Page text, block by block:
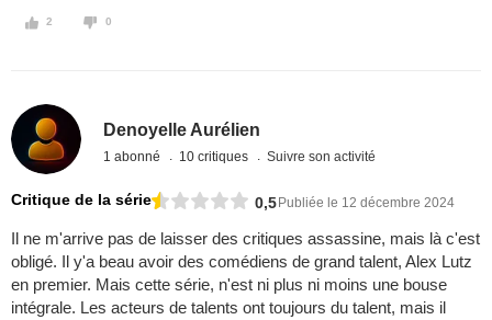
2 0
Denoyelle Aurélien
1 abonné 10 critiques Suivre son activité
Critique de la série 0,5 Publiée le 12 décembre 2024
Il ne m'arrive pas de laisser des critiques assassine, mais là c'est
obligé. Il y'a beau avoir des comédiens de grand talent, Alex Lutz
en premier. Mais cette série, n'est ni plus ni moins une bouse
intégrale. Les acteurs de talents ont toujours du talent, mais il